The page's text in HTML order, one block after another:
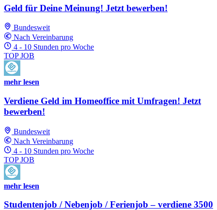
Geld für Deine Meinung! Jetzt bewerben!
Bundesweit
Nach Vereinbarung
4 - 10 Stunden pro Woche
TOP JOB
mehr lesen
Verdiene Geld im Homeoffice mit Umfragen! Jetzt
bewerben!
Bundesweit
Nach Vereinbarung
4 - 10 Stunden pro Woche
TOP JOB
mehr lesen
Studentenjob / Nebenjob / Ferienjob – verdiene 3500